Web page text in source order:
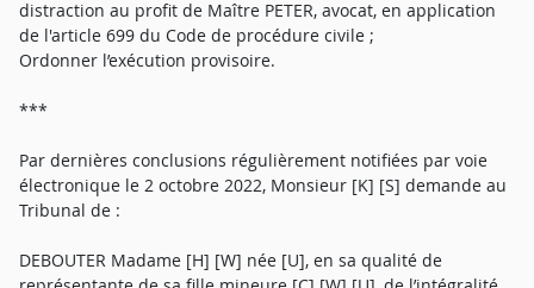
distraction au profit de Maître PETER, avocat, en application
de l'article 699 du Code de procédure civile ;
Ordonner l’exécution provisoire.
***
Par dernières conclusions régulièrement notifiées par voie
électronique le 2 octobre 2022, Monsieur [K] [S] demande au
Tribunal de :
DEBOUTER Madame [H] [W] née [U], en sa qualité de